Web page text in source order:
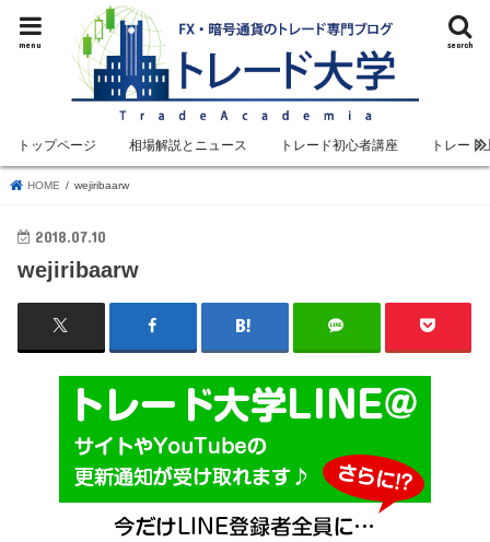
search
menu
トップページ 相場解説とニュース トレード初心者講座 トレード
HOME wejiribaarw
2018.07.10
wejiribaarw